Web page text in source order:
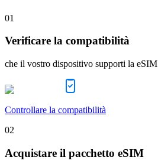
01
Verificare la compatibilità
che il vostro dispositivo supporti la eSIM
Controllare la compatibilità
02
Acquistare il pacchetto eSIM